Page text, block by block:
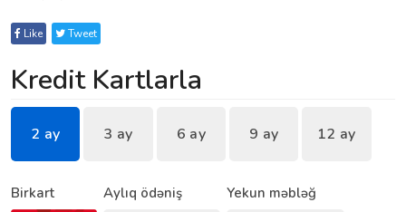
Like Tweet
Kredit Kartlarla
2 ay 3 ay 6 ay 9 ay 12 ay
Birkart Aylıq ödəniş Yekun məbləğ